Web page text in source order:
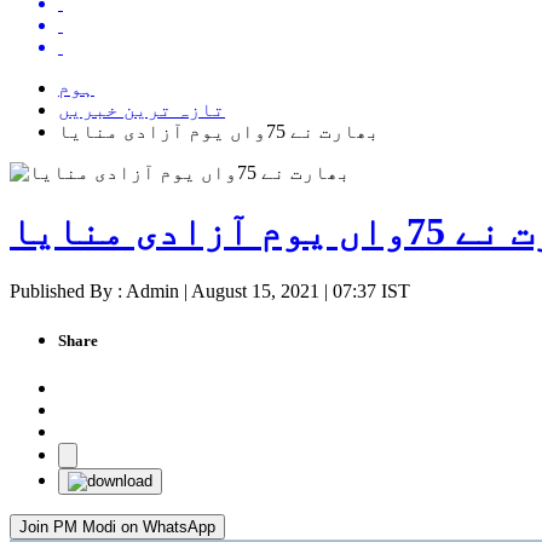
ہوم
تازہ ترین خبریں
بھارت نے 75واں یوم آزادی منایا
آزادی منایا
Published By : Admin | August 15, 2021 | 07:37 IST
Share
Join PM Modi on WhatsApp